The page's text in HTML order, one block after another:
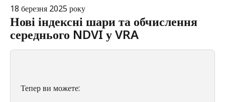
18 березня 2025 року
Нові індексні шари та обчислення
середнього NDVI у VRA
Тепер ви можете: